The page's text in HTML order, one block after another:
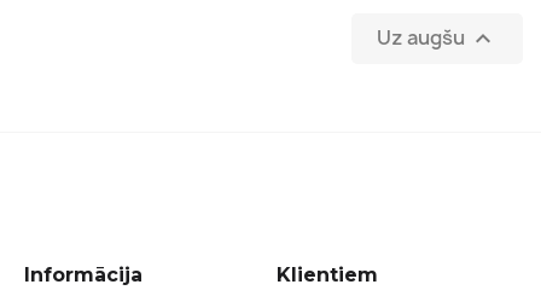
Uz augšu 
Informācija Klientiem